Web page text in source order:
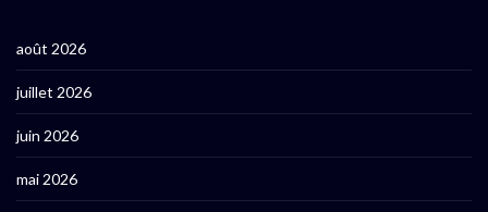
août 2026
juillet 2026
juin 2026
mai 2026